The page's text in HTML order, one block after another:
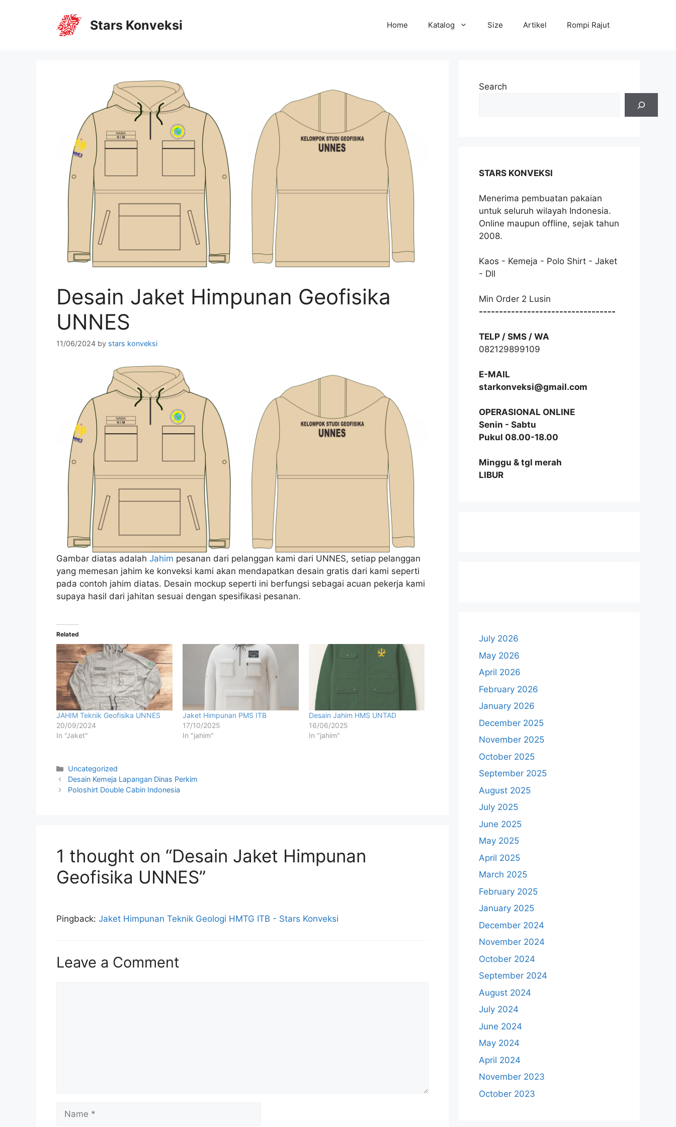
Stars Konveksi Home Katalog Size Artikel Rompi Rajut
Desain Jaket Himpunan Geofisika
UNNES
11/06/2024 by stars konveksi
Gambar diatas adalah Jahim pesanan dari pelanggan kami dari UNNES, setiap pelanggan
yang memesan jahim ke konveksi kami akan mendapatkan desain gratis dari kami seperti
pada contoh jahim diatas. Desain mockup seperti ini berfungsi sebagai acuan pekerja kami
supaya hasil dari jahitan sesuai dengan spesifikasi pesanan.
Related
JAHIM Teknik Geofisika UNNES
20/09/2024
In "Jaket"
Jaket Himpunan PMS ITB
17/10/2025
In "jahim"
Desain Jahim HMS UNTAD
16/06/2025
In "jahim"
Uncategorized
Desain Kemeja Lapangan Dinas Perkim
Poloshirt Double Cabin Indonesia
1 thought on “Desain Jaket Himpunan
Geofisika UNNES”
Pingback: Jaket Himpunan Teknik Geologi HMTG ITB - Stars Konveksi
Leave a Comment
Search
STARS KONVEKSI
Menerima pembuatan pakaian
untuk seluruh wilayah Indonesia.
Online maupun offline, sejak tahun
2008.
Kaos - Kemeja - Polo Shirt - Jaket
- Dll
Min Order 2 Lusin
----------------------------------
TELP / SMS / WA
082129899109
E-MAIL
starkonveksi@gmail.com
OPERASIONAL ONLINE
Senin - Sabtu
Pukul 08.00-18.00
Minggu & tgl merah
LIBUR
July 2026
May 2026
April 2026
February 2026
January 2026
December 2025
November 2025
October 2025
September 2025
August 2025
July 2025
June 2025
May 2025
April 2025
March 2025
February 2025
January 2025
December 2024
November 2024
October 2024
September 2024
August 2024
July 2024
June 2024
May 2024
April 2024
November 2023
October 2023